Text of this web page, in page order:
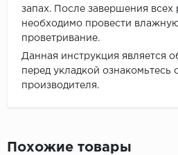
запах. После завершения всех
необходимо провести
проветривание.
Данная инструкция является
перед укладкой ознакомьтесь
производителя.
Похожие товары